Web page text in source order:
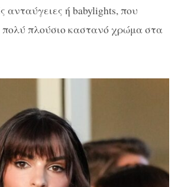
ανταύγειες ή babylights, που
πολύ πλούσιο καστανό χρώμα στα